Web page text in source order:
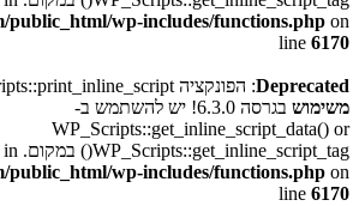
public_html/wp-includes/functions.php on
line 6170
Deprecated: הפונקציה WP_Scripts::print_inline_script
משימוש
בגרסה 6.3.0! יש להשתמש ב-
WP_Scripts::get_inline_script_data() or
WP_Scripts::get_inline_script_tag() במקום. in
public_html/wp-includes/functions.php on
line 6170